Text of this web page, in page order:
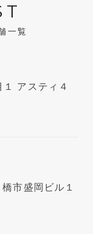
一覧
アスティ４
市盛岡ビル１